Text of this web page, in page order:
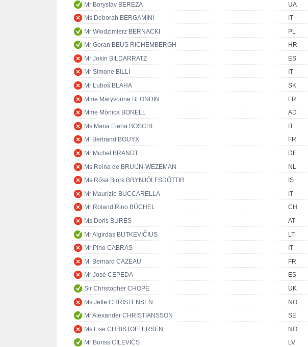
Mr Boryslav BEREZA
UA
Ms Deborah BERGAMINI
IT
Mr Włodzimierz BERNACKI
PL
Mr Goran BEUS RICHEMBERGH
HR
Mr Jokin BILDARRATZ
ES
Mr Simone BILLI
IT
Mr Ľuboš BLAHA
SK
Mme Maryvonne BLONDIN
FR
Mme Mònica BONELL
AD
Ms Maria Elena BOSCHI
IT
M. Bertrand BOUYX
FR
Mr Michel BRANDT
DE
Ms Reina de BRUIJN-WEZEMAN
NL
Ms Rósa Björk BRYNJÓLFSDÓTTIR
IS
Mr Maurizio BUCCARELLA
IT
Mr Roland Rino BÜCHEL
CH
Ms Doris BURES
AT
Mr Algirdas BUTKEVIČIUS
LT
Mr Pino CABRAS
IT
M. Bernard CAZEAU
FR
Mr José CEPEDA
ES
Sir Christopher CHOPE
UK
Ms Jette CHRISTENSEN
NO
Mr Alexander CHRISTIANSSON
SE
Ms Lise CHRISTOFFERSEN
NO
Mr Boriss CILEVIČS
LV